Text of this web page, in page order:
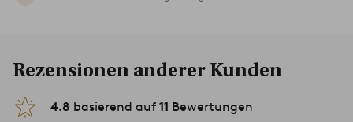
Rezensionen anderer Kunden
4.8 basierend auf 11 Bewertungen